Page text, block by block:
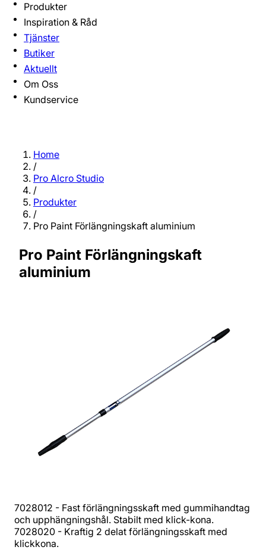
Produkter
Inspiration & Råd
Tjänster
Butiker
Aktuellt
Om Oss
Kundservice
Home
/
Pro Alcro Studio
/
Produkter
/
Pro Paint Förlängningskaft aluminium
Pro Paint Förlängningskaft
aluminium
7028012 - Fast förlängningsskaft med gummihandtag
och upphängningshål. Stabilt med klick-kona.
7028020 - Kraftig 2 delat förlängningsskaft med
klickkona.